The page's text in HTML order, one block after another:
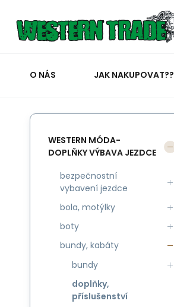
O NÁS JAK NAKUPOVAT??
WESTERN MÓDA-
DOPLŇKY VÝBAVA JEZDCE
bezpečnostní
vybavení jezdce
bola, motýlky
boty
bundy, kabáty
bundy
doplňky,
příslušenství